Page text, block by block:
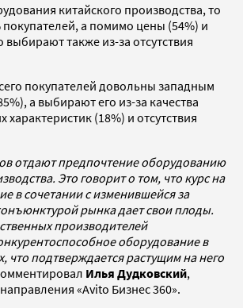
китайского производства, то
а помимо цены (54%) и
выбирают также из-за отсутствия
покупателей довольны западным
а выбирают его из-за качества
(18%) и отсутствия
отдают предпочтение оборудованию
Это говорит о том, что курс на
в сочетании с изменившейся за
рынка дает свои плоды.
производителей
оборудование в
что подтверждается растущим на него
Илья Дудковский,
«Avito Бизнес 360».